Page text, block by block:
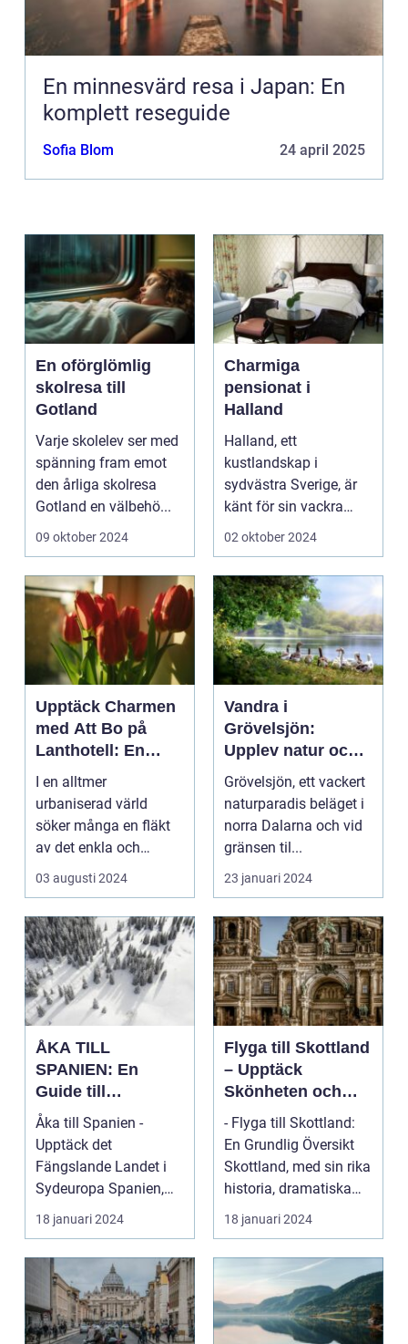
En minnesvärd resa i Japan: En
komplett reseguide
Sofia Blom 24 april 2025
En oförglömlig
skolresa till
Gotland
Varje skolelev ser med
spänning fram emot
den årliga skolresa
Gotland en välbehö...
09 oktober 2024
Charmiga
pensionat i
Halland
Halland, ett
kustlandskap i
sydvästra Sverige, är
känt för sin vackra
natur, långa
02 oktober 2024
Upptäck Charmen
med Att Bo på
Lanthotell: En
Unik Upplevelse
på Smålandstorpet
I en alltmer
urbaniserad värld
söker många en fläkt
av det enkla och
naturn&aum...
03 augusti 2024
Vandra i
Grövelsjön:
Upplev natur och
fjällvandring på
toppnivå
Grövelsjön, ett vackert
naturparadis beläget i
norra Dalarna och vid
gränsen til...
23 januari 2024
ÅKA TILL
SPANIEN: En
Guide till
Spännande
Resmål och
Resetyper
Åka till Spanien -
Upptäck det
Fängslande Landet i
Sydeuropa Spanien,
beläget i sydvästra
Europa på...
18 januari 2024
Flyga till Skottland
– Upptäck
Skönheten och
Charmen i Detta
Fascinerande
Land
- Flyga till Skottland:
En Grundlig Översikt
Skottland, med sin rika
historia, dramatiska
landskap ...
18 januari 2024